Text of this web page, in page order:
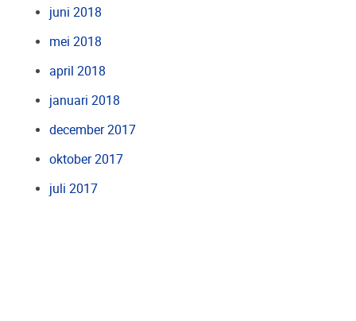
juni 2018
mei 2018
april 2018
januari 2018
december 2017
oktober 2017
juli 2017